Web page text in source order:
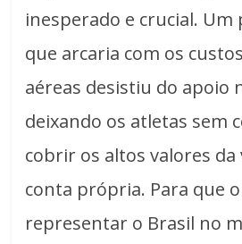
inesperado e crucial.
que arcaria com os
aéreas desistiu do apoio
deixando os atletas sem
cobrir os altos valores
conta própria. Para que
representar o Brasil no